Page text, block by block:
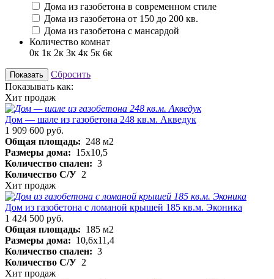
Дома из газобетона в современном стиле
Дома из газобетона от 150 до 200 кв.
Дома из газобетона с мансардой
Количество комнат
0к 1к 2к 3к 4к 5к 6к
Показать
Сбросить
Показывать как:
Хит продаж
Дом — шале из газобетона 248 кв.м. Акведук
1 909 600 руб.
Общая площадь: 248 м2
Размеры дома: 15х10,5
Количество спален: 3
Количество С/У 2
Хит продаж
Дом из газобетона с ломаной крышей 185 кв.м. Эконика
1 424 500 руб.
Общая площадь: 185 м2
Размеры дома: 10,6х11,4
Количество спален: 3
Количество С/У 2
Хит продаж